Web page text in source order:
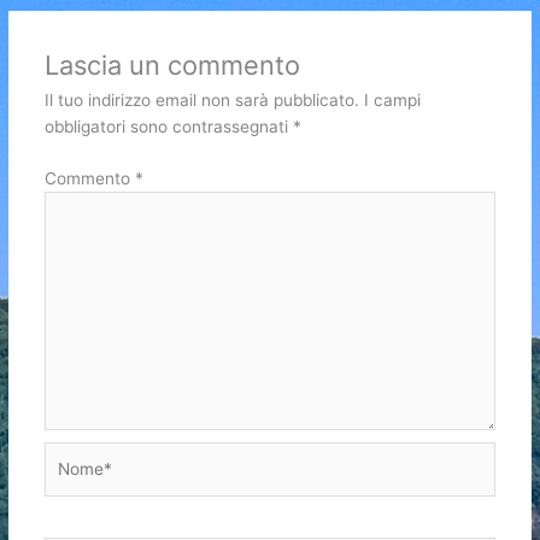
Lascia un commento
Il tuo indirizzo email non sarà pubblicato. I campi
obbligatori sono contrassegnati *
Commento *